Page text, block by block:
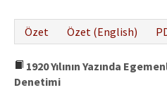
Özet
Özet (English)
1920 Yılının Yazında
Denetimi